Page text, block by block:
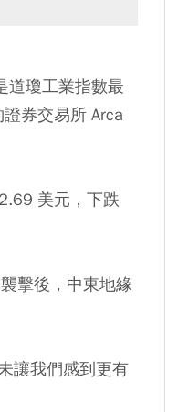
道瓊工業指數最
券交易所 Arca
美元，下跌
擊後，中東地緣
讓我們感到更有